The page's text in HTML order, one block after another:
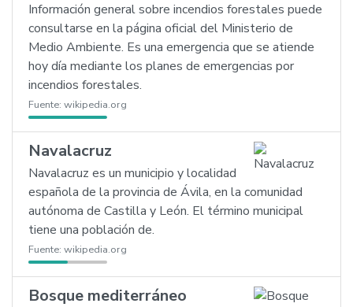
Información general sobre incendios forestales puede
consultarse en la página oficial del Ministerio de
Medio Ambiente. Es una emergencia que se atiende
hoy día mediante los planes de emergencias por
incendios forestales.
Fuente: wikipedia.org
Navalacruz
Navalacruz es un municipio y localidad
española de la provincia de Ávila, en la comunidad
autónoma de Castilla y León. El término municipal
tiene una población de.
Fuente: wikipedia.org
Bosque mediterráneo